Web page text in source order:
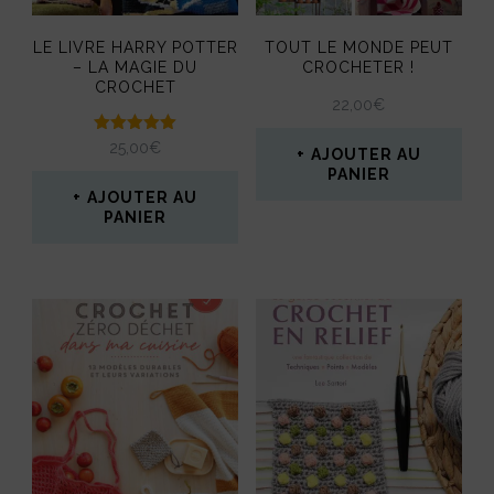
page
du
produit
LE LIVRE HARRY POTTER
– LA MAGIE DU
CROCHET
Note
5.00
25,00€
AJOUTER AU
PANIER
TOUT LE MONDE PEUT
CROCHETER !
22,00€
AJOUTER AU
PANIER